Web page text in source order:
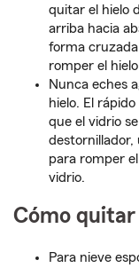
quitar el hielo
arriba hacia
forma
romper el
Nunca eches
hielo. El
que el vidrio
destornillador,
para romper
vidrio.
Cómo
Para nieve